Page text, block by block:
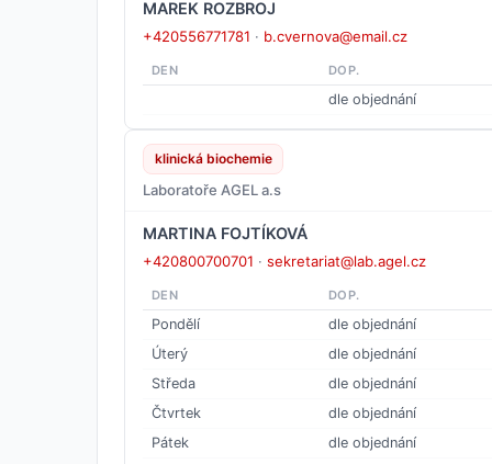
MAREK ROZBROJ
+420556771781 · b.cvernova@email.cz
DEN DOP.
dle objednání
klinická biochemie
Laboratoře AGEL a.s
MARTINA FOJTÍKOVÁ
+420800700701 · sekretariat@lab.agel.cz
DEN DOP.
Pondělí
dle objednání
Úterý
dle objednání
Středa
dle objednání
Čtvrtek
dle objednání
Pátek
dle objednání